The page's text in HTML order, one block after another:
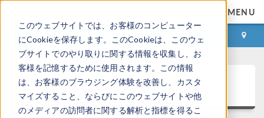
このウェブサイトでは、お客様のコンピューター
にCookieを保存します。このCookieは、このウェ
ブサイトでのやり取りに関する情報を収集し、お
客様を記憶するために使用されます。この情報
は、お客様のブラウジング体験を改善し、カスタ
マイズすること、ならびにこのウェブサイトや他
のメディアの訪問者に関する解析と指標を得るこ
MENU
ログイン お問い合わせ
COMSOL Access